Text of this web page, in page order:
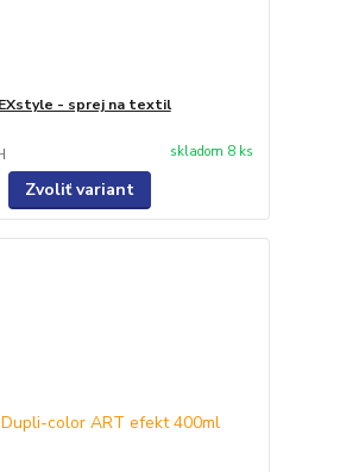
- sprej na textil
skladom 8 ks
Zvoliť variant